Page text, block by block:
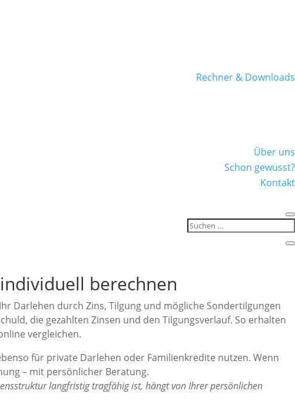
Rechner & Downloads
Über uns
Schon gewusst?
Kontakt
berechnen
Darlehen durch Zins, Tilgung und mögliche Sondertilgungen
die gezahlten Zinsen und den Tilgungsverlauf. So erhalten
vergleichen.
für private Darlehen oder Familienkredite nutzen. Wenn
– mit persönlicher Beratung.
langfristig tragfähig ist, hängt von Ihrer persönlichen